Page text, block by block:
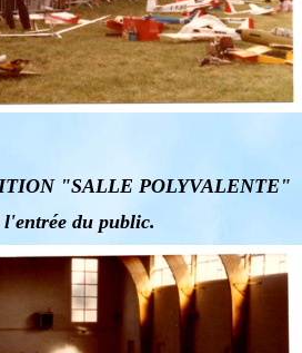
"SALLE POLYVALENTE"
l'entrée du public.